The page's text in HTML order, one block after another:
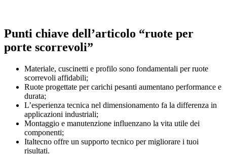
Punti chiave dell’articolo “ruote per
porte scorrevoli”
Materiale, cuscinetti e profilo sono fondamentali per ruote
scorrevoli affidabili;
Ruote progettate per carichi pesanti aumentano performance e
durata;
L’esperienza tecnica nel dimensionamento fa la differenza in
applicazioni industriali;
Montaggio e manutenzione influenzano la vita utile dei
componenti;
Italtecno offre un supporto tecnico per migliorare i tuoi
risultati.